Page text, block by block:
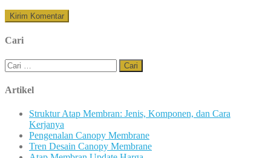
Cari
Cari
untuk:
Artikel
Struktur Atap Membran: Jenis, Komponen, dan Cara
Kerjanya
Pengenalan Canopy Membrane
Tren Desain Canopy Membrane